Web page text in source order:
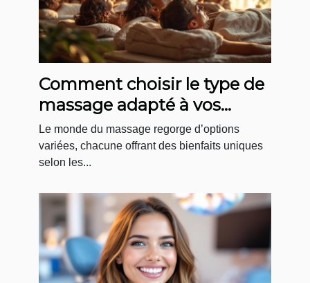
Comment choisir le type de
massage adapté à vos
besoins ?
Le monde du massage regorge d’options
variées, chacune offrant des bienfaits uniques
selon les...